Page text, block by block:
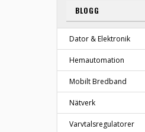
BLOGG
Dator & Elektronik
Hemautomation
Mobilt Bredband
Nätverk
Varvtalsregulatorer